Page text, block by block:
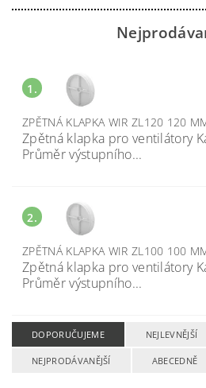
1.
ZPĚTNÁ KLAPKA WIR ZL120 120
Zpětná klapka pro ventilátory
Průměr výstupního...
2.
ZPĚTNÁ KLAPKA WIR ZL100 100
Zpětná klapka pro ventilátory
Průměr výstupního...
DOPORUČUJEME NEJLEVNĚJŠÍ
NEJPRODÁVANĚJŠÍ ABECEDNĚ